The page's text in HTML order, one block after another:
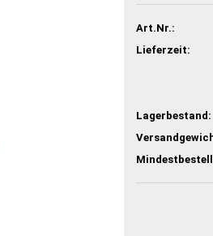
Art.Nr.:
Lieferzeit:
Lagerbestand: